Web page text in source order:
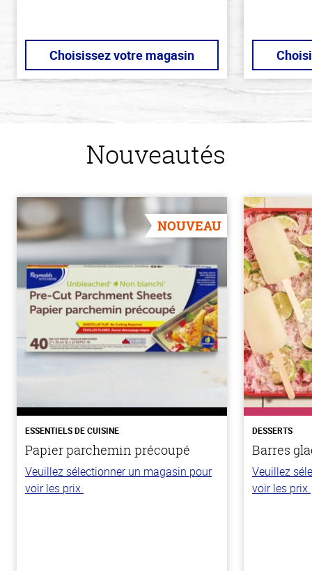
Choisissez votre magasin
Nouveautés
NOUVEAU
ESSENTIELS DE CUISINE
Papier parchemin précoupé
Veuillez sélectionner un magasin pour
voir les prix.
DESSERTS
Barres
Veuillez
voir les prix.